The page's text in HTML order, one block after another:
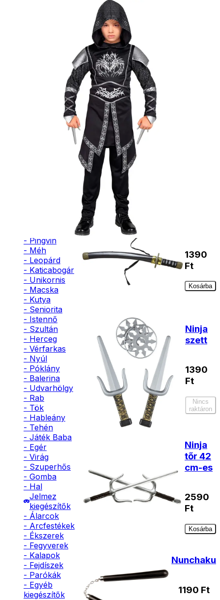
- Pingvin
- Méh
- Leopárd
- Katicabogár
- Unikornis
- Macska
- Kutya
- Seniorita
- Istennő
- Szultán
- Herceg
- Vérfarkas
- Nyúl
- Póklány
- Balerina
- Udvarhölgy
- Rab
- Tök
- Hableány
- Tehén
- Játék Baba
- Egér
- Virág
- Szuperhős
- Gomba
- Hal
Jelmez
kiegészítők
- Álarcok
- Arcfestékek
- Ékszerek
- Fegyverek
- Kalapok
- Fejdíszek
- Parókák
- Egyéb
kiegészítők
1390
Ft
Kosárba
Ninja
szett
1390
Ft
Nincs
raktáron
Ninja
tőr 42
cm-es
2590
Ft
Kosárba
Nunchaku
1190 Ft